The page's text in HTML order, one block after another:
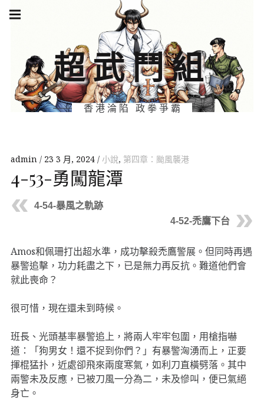
Skip
超武鬥組
香港淪陷 政拳爭霸
navigation
admin 23 3 月, 2024 小說, 第四章：颱風襲港
4-53-勇闖龍潭
4-54-暴風之軌跡
4-52-禿鷹下台
Amos和佩珊打出超水準，成功擊殺禿鷹警展。但同時再遇
暴警追擊，功力耗盡之下，已是無力再反抗。難道他們會
就此喪命？
很可惜，現在還未到時候。
班長、光頭基率暴警追上，將兩人牢牢包圍，用槍指嚇
道：「狗男女！還不捉到你們？」有暴警洶湧而上，正要
揮棍猛扑，近處卻飛來兩度寒氣，如利刀直橫劈落。其中
兩警未及反應，已被刀風一分為二，未及慘叫，便已氣絕
身亡。